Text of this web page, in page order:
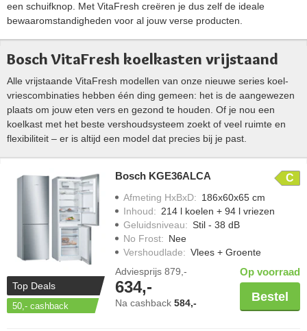
een schuifknop. Met VitaFresh creëren je dus zelf de ideale
bewaaromstandigheden voor al jouw verse producten.
Bosch VitaFresh koelkasten vrijstaand
Alle vrijstaande VitaFresh modellen van onze nieuwe series koel-
vriescombinaties hebben één ding gemeen: het is de aangewezen
plaats om jouw eten vers en gezond te houden. Of je nou een
koelkast met het beste vershoudsysteem zoekt of veel ruimte en
flexibiliteit – er is altijd een model dat precies bij je past.
Top Deals
50,- cashback
Bosch KGE36ALCA C
Afmeting HxBxD: 186x60x65 cm
Inhoud: 214 l koelen + 94 l vriezen
Geluidsniveau: Stil - 38 dB
No Frost: Nee
Vershoudlade: Vlees + Groente
Adviesprijs 879,-
634,-
Na cashback 584,-
Op voorraad
Bestel